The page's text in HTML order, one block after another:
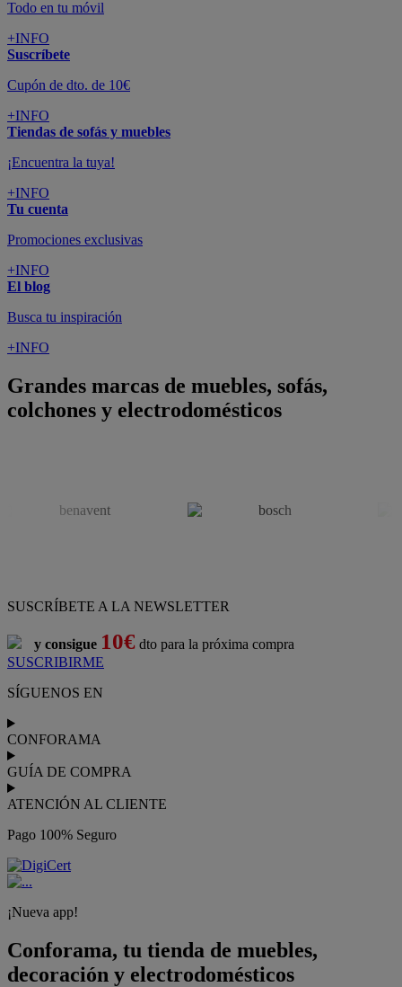
Todo en tu móvil
+INFO
Suscríbete
Cupón de dto. de 10€
+INFO
Tiendas de sofás y muebles
¡Encuentra la tuya!
+INFO
Tu cuenta
Promociones exclusivas
+INFO
El blog
Busca tu inspiración
+INFO
Grandes marcas de muebles, sofás,
colchones y electrodomésticos
SUSCRÍBETE A LA NEWSLETTER
y consigue 10€ dto para la próxima compra
SUSCRIBIRME
SÍGUENOS EN
CONFORAMA
GUÍA DE COMPRA
ATENCIÓN AL CLIENTE
Pago 100% Seguro
¡Nueva app!
Conforama, tu tienda de muebles,
decoración y electrodomésticos